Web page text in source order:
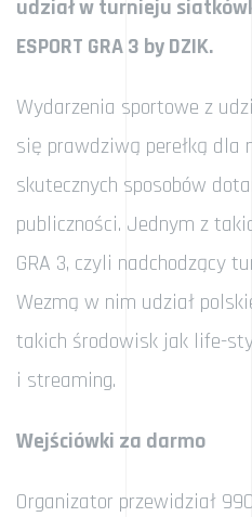
udział w turnieju
ESPORT GRA 3 by DZIK.
Wydarzenia sportowe z
się prawdziwą perełką dla
skutecznych sposobów
publiczności. Jednym z
GRA 3, czyli nadchodzący
Wezmą w nim udział
takich środowisk jak life-
i streaming.
Wejściówki za darmo
Organizator przewidział